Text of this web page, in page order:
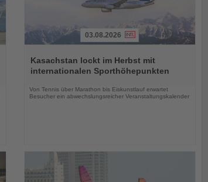
Sie
die
03.08.2026
Kasachstan lockt im Herbst mit
internationalen Sporthöhepunkten
Von Tennis über Marathon bis Eiskunstlauf erwartet
Besucher ein abwechslungsreicher Veranstaltungskalender